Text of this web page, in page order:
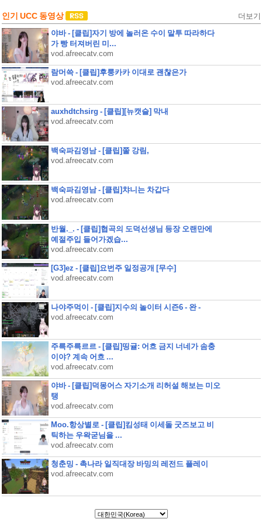
인기 UCC 동영상 더보기
야바 - [클립]자기 방에 놀러온 수이 말투 따라하다
가 빵 터져버린 미...
vod.afreecatv.com
람머쓱 - [클립]후룽카카 이대로 괜찮은가
vod.afreecatv.com
auxhdtchsirg - [클립][뉴캣슬] 막내
vod.afreecatv.com
백숙파김영남 - [클립]쭐 강림,
vod.afreecatv.com
백숙파김영남 - [클립]챠니는 차갑다
vod.afreecatv.com
반월._. - [클립]협곡의 도덕선생님 등장 오랜만에
예절주입 들어가겠습...
vod.afreecatv.com
[G3]ez - [클립]요번주 일정공개 [무수]
vod.afreecatv.com
나야주먹이 - [클립]지수의 놀이터 시즌6 - 완 -
vod.afreecatv.com
주륵주륵르르 - [클립]띵귤: 어흐 금지 너네가 솜충
이야? 계속 어흐 ...
vod.afreecatv.com
야바 - [클립]덕몽어스 자기소개 리허설 해보는 미오
탱
vod.afreecatv.com
Moo.항상별로 - [클립]킴성태 이세돌 굿즈보고 비
틱하는 우왁굳님을 ...
vod.afreecatv.com
청춘밍 - 촉나라 일직대장 바밍의 레전드 플레이
vod.afreecatv.com